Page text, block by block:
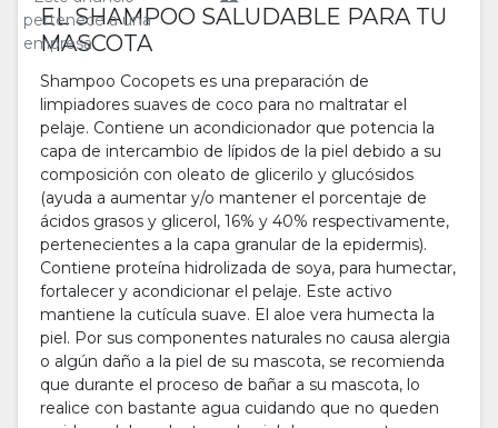
pertenece a una
empresa
EL SHAMPOO SALUDABLE PARA TU
MASCOTA
Shampoo Cocopets es una preparación de
limpiadores suaves de coco para no maltratar el
pelaje. Contiene un acondicionador que potencia la
capa de intercambio de lípidos de la piel debido a su
composición con oleato de glicerilo y glucósidos
(ayuda a aumentar y/o mantener el porcentaje de
ácidos grasos y glicerol, 16% y 40% respectivamente,
pertenecientes a la capa granular de la epidermis).
Contiene proteína hidrolizada de soya, para humectar,
fortalecer y acondicionar el pelaje. Este activo
mantiene la cutícula suave. El aloe vera humecta la
piel. Por sus componentes naturales no causa alergia
o algún daño a la piel de su mascota, se recomienda
que durante el proceso de bañar a su mascota, lo
realice con bastante agua cuidando que no queden